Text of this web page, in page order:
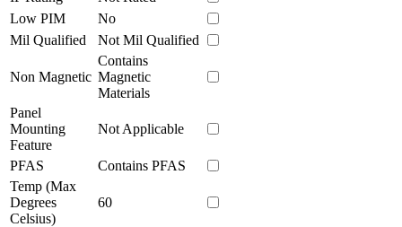
Low PIM
No
Mil Qualified
Not Mil Qualified
Non Magnetic
Contains
Magnetic
Materials
Panel
Mounting
Feature
Not Applicable
PFAS
Contains PFAS
Temp (Max
Degrees
Celsius)
60